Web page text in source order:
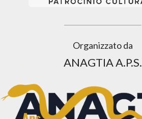
Organizzato da
ANAGTIA A.P.S.